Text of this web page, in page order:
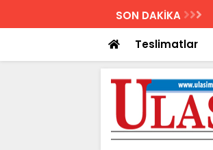
SON DAKİKA
Teslimatlar